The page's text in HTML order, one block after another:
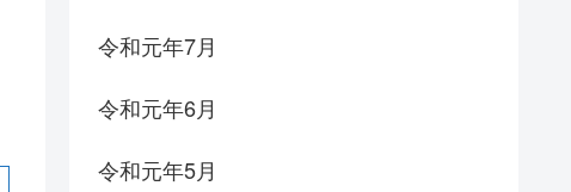
令和元年7月
令和元年6月
令和元年5月